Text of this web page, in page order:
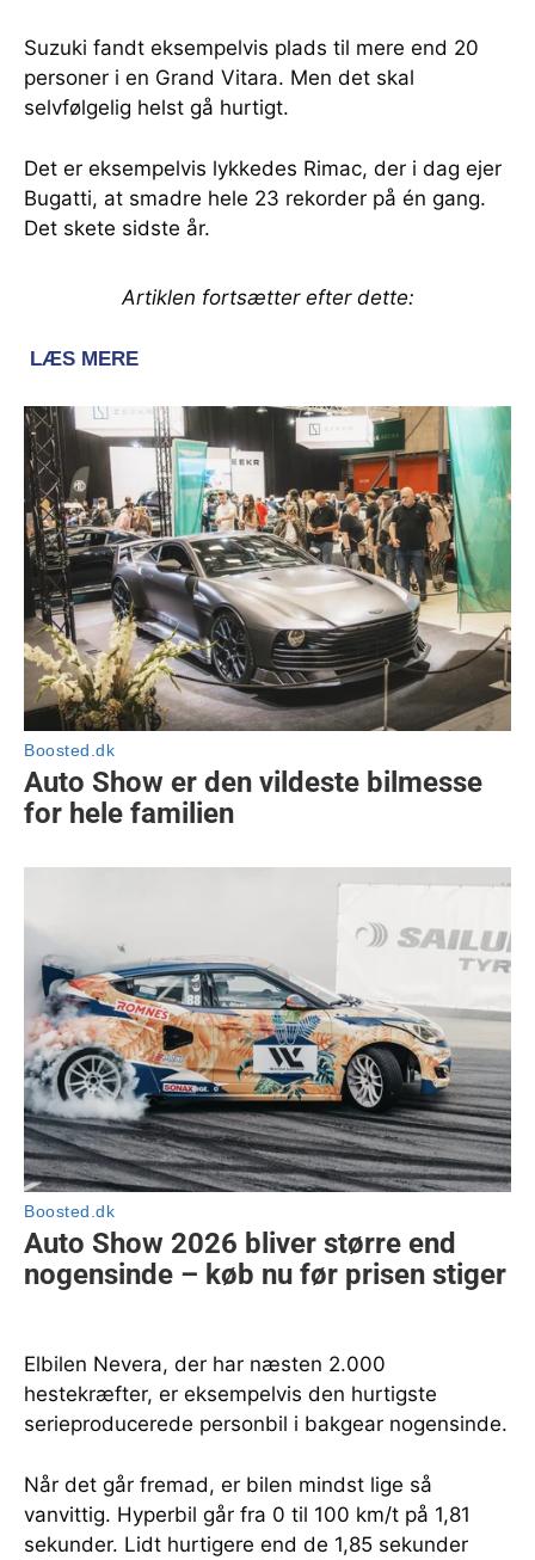
Suzuki fandt eksempelvis plads til mere end 20
personer i en Grand Vitara. Men det skal
selvfølgelig helst gå hurtigt.
Det er eksempelvis lykkedes Rimac, der i dag ejer
Bugatti, at smadre hele 23 rekorder på én gang.
Det skete sidste år.
Artiklen fortsætter efter dette:
Elbilen Nevera, der har næsten 2.000
hestekræfter, er eksempelvis den hurtigste
serieproducerede personbil i bakgear nogensinde.
Når det går fremad, er bilen mindst lige så
vanvittig. Hyperbil går fra 0 til 100 km/t på 1,81
sekunder. Lidt hurtigere end de 1,85 sekunder